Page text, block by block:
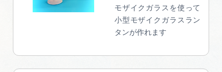
モザイクガラスを使って
小型モザイクガラスラン
タンが作れます